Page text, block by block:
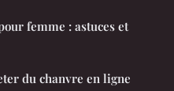
femme : astuces et
du chanvre en ligne